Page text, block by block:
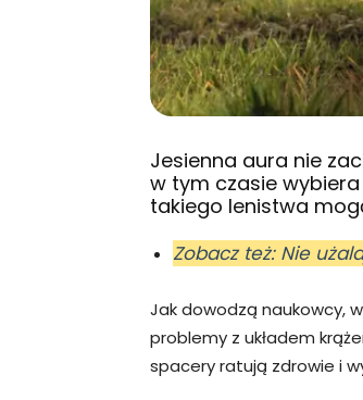
Jesienna aura nie
w tym czasie
takiego lenistwa
Zobacz też: Nie
Jak dowodzą naukowcy,
problemy z układem
spacery ratują zdrowie i